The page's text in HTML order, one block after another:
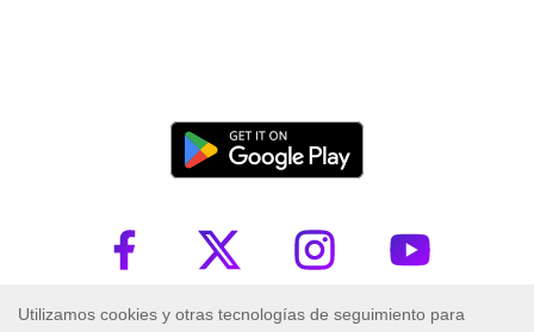
Trademark ™ 2026 PlayUZU. Todos los derechos reservados.